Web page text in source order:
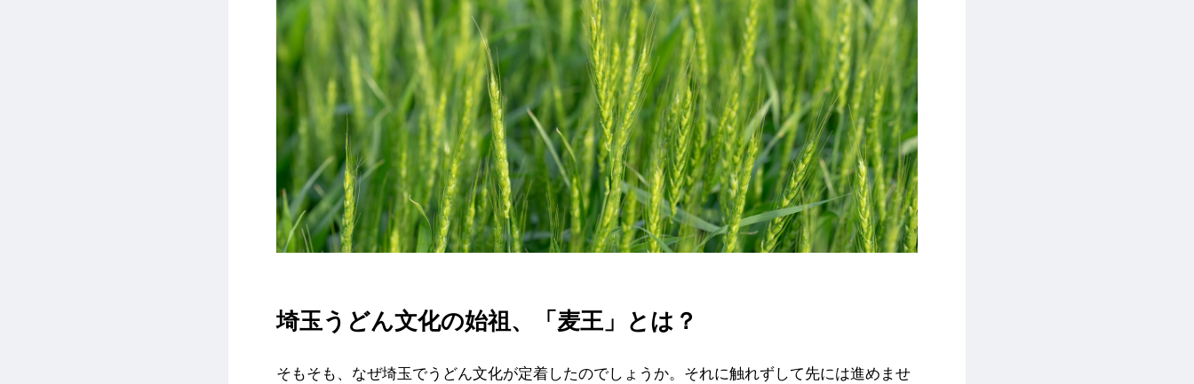
埼玉うどん文化の始祖、「麦王」とは？
そもそも、なぜ埼玉でうどん文化が定着したのでしょうか。それに触れずして先には進めませ